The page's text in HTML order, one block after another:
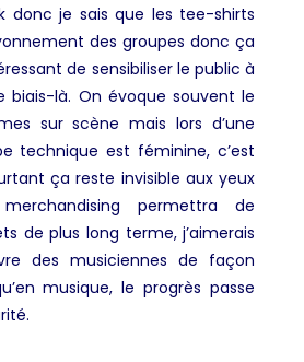
donc je sais que les tee-shirts
des groupes donc ça
de sensibiliser le public à
biais-là. On évoque souvent le
sur scène mais lors d’une
technique est féminine, c’est
ça reste invisible aux yeux
permettra de
de plus long terme, j’aimerais
des musiciennes de façon
musique, le progrès passe